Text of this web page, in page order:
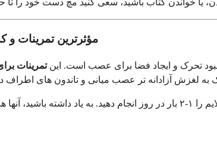
مؤثرترین تمرینات و
تحرک و ایجاد فضا برای عصب است. اینتمرینات